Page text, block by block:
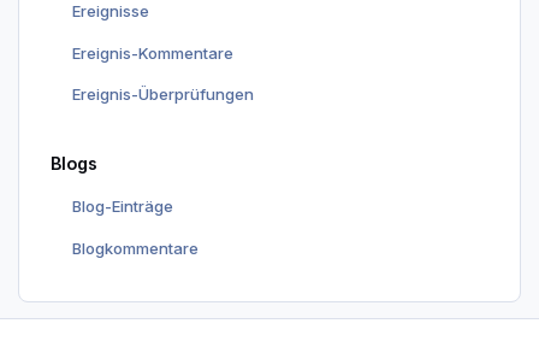
Ereignisse
Ereignis-Kommentare
Ereignis-Überprüfungen
Blogs
Blog-Einträge
Blogkommentare